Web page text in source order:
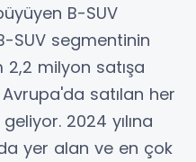
B-SUV
SUV segmentinin
2,2 milyon satışa
satılan her
2024 yılına
yer alan ve en çok